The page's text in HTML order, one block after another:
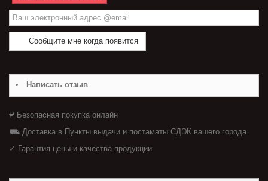
Сообщите мне когда появится
Написать отзыв
₱ Безопасная покупка онлайн
⛟ Доставка в Пункты выдачи и постаматы СДЭК вашего города
✓ Гарантия цены и качества продукции